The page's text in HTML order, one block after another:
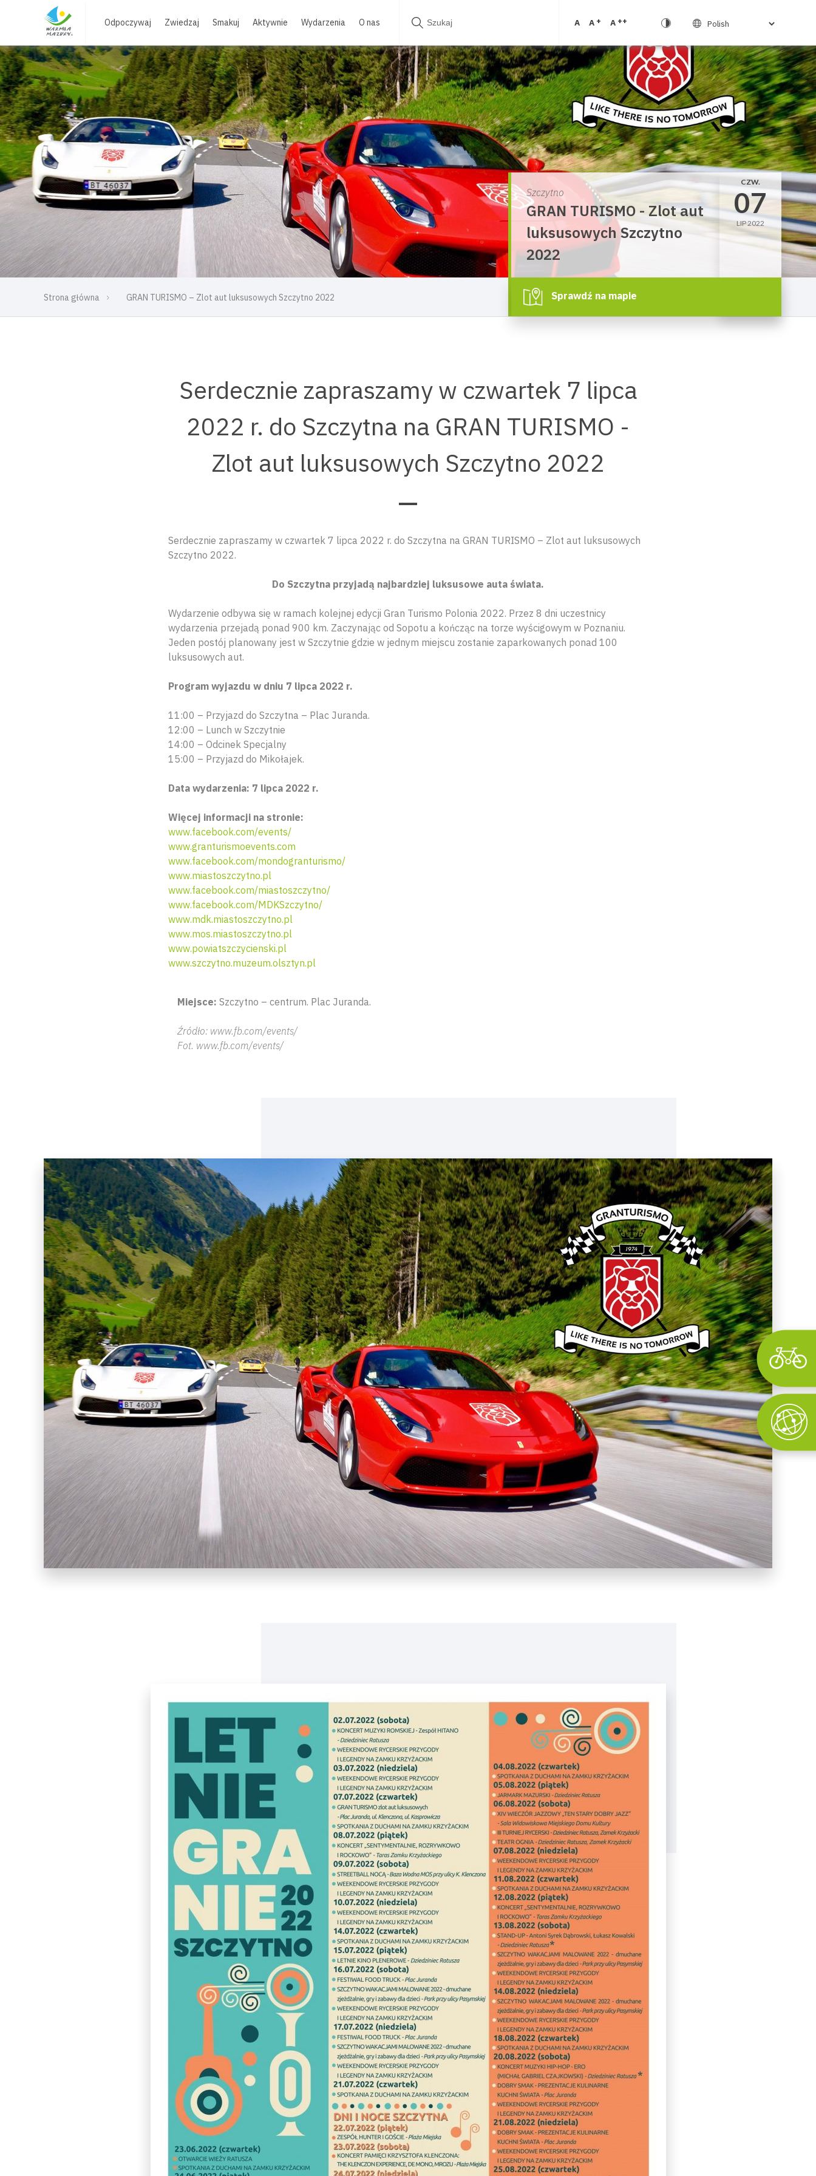
Odpoczywaj Zwiedzaj Smakuj Aktywnie Wydarzenia O nas A A + A ++
Strona główna GRAN TURISMO – Zlot aut luksusowych Szczytno 2022
Szczytno
GRAN TURISMO - Zlot aut
luksusowych Szczytno
2022
CZW.
07
LIP 2022
Sprawdź na mapie
Serdecznie zapraszamy w czwartek 7 lipca
2022 r. do Szczytna na GRAN TURISMO -
Zlot aut luksusowych Szczytno 2022
Serdecznie zapraszamy w czwartek 7 lipca 2022 r. do Szczytna na GRAN TURISMO – Zlot aut luksusowych
Szczytno 2022.
Do Szczytna przyjadą najbardziej luksusowe auta świata.
Wydarzenie odbywa się w ramach kolejnej edycji Gran Turismo Polonia 2022. Przez 8 dni uczestnicy
wydarzenia przejadą ponad 900 km. Zaczynając od Sopotu a kończąc na torze wyścigowym w Poznaniu.
Jeden postój planowany jest w Szczytnie gdzie w jednym miejscu zostanie zaparkowanych ponad 100
luksusowych aut.
Program wyjazdu w dniu 7 lipca 2022 r.
11:00 – Przyjazd do Szczytna – Plac Juranda.
12:00 – Lunch w Szczytnie
14:00 – Odcinek Specjalny
15:00 – Przyjazd do Mikołajek.
Data wydarzenia: 7 lipca 2022 r.
Więcej informacji na stronie:
www.facebook.com/events/
www.granturismoevents.com
www.facebook.com/mondogranturismo/
www.miastoszczytno.pl
www.facebook.com/miastoszczytno/
www.facebook.com/MDKSzczytno/
www.mdk.miastoszczytno.pl
www.mos.miastoszczytno.pl
www.powiatszczycienski.pl
www.szczytno.muzeum.olsztyn.pl
Miejsce: Szczytno – centrum. Plac Juranda.
Źródło: www.fb.com/events/
Fot. www.fb.com/events/
Wyszukaj